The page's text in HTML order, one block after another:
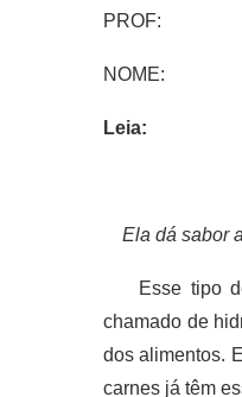
NOME:
Leia:
Ela dá sabor
Esse tipo de
chamado de
dos alimentos.
carnes já têm